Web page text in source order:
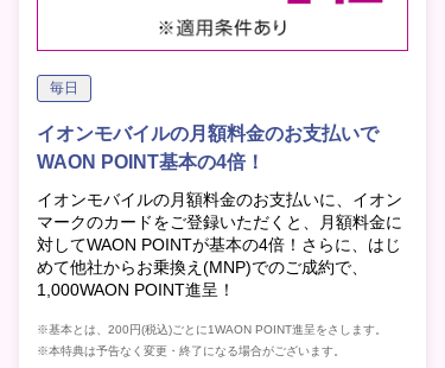
毎日
イオンモバイルの月額料金のお支払いで
WAON POINT基本の4倍！
イオンモバイルの月額料金のお支払いに、イオン
マークのカードをご登録いただくと、月額料金に
対してWAON POINTが基本の4倍！さらに、はじ
めて他社からお乗換え(MNP)でのご成約で、
1,000WAON POINT進呈！
※基本とは、200円(税込)ごとに1WAON POINT進呈をさします。
※本特典は予告なく変更・終了になる場合がございます。